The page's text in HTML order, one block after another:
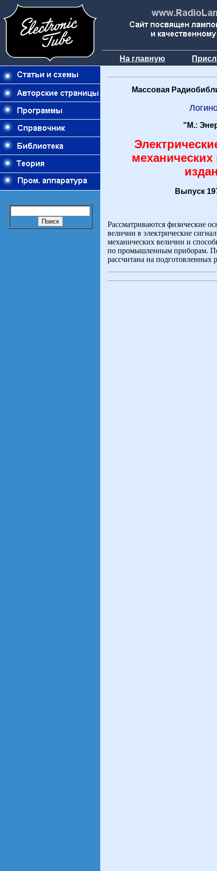
На главную
Массовая
"М.:
Выпуск
Рассматриваются физические
величин в электрические
механических величин и
по промышленным приборам.
рассчитана на подготовленных